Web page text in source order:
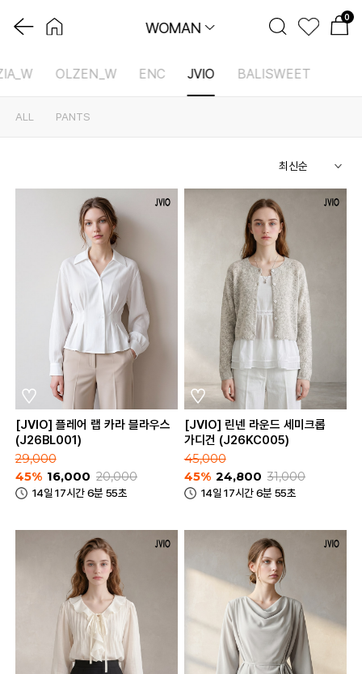
0
WOMAN
OLZEN_W ENC JVIO BALISWEET
ALL PANTS
[JVIO] 플레어 랩 카라 블라우스
(J26BL001)
29,000
45% 16,000 20,000
14일 17시간 6분 55초
[JVIO] 린넨 라운드 세미크롭
가디건 (J26KC005)
45,000
45% 24,800 31,000
14일 17시간 6분 55초